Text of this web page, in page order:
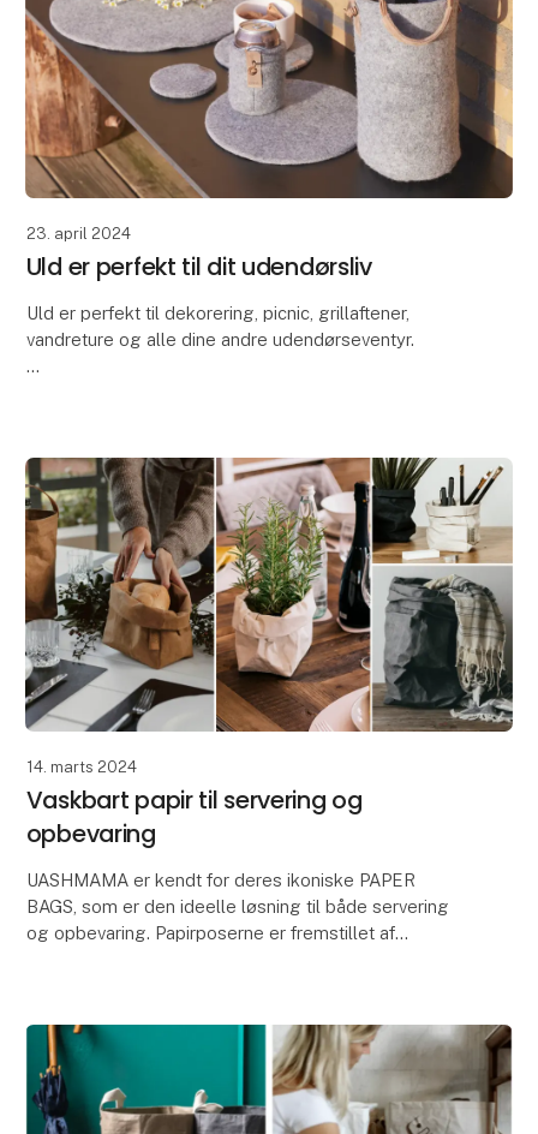
23. april 2024
Uld er perfekt til dit udendørsliv
Uld er perfekt til dekorering, picnic, grillaftener,
vandreture og alle dine andre udendørseventyr.
14. marts 2024
Vaskbart papir til servering og
opbevaring
UASHMAMA er kendt for deres ikoniske PAPER
BAGS, som er den ideelle løsning til både servering
og opbevaring. Papirposerne er fremstillet af